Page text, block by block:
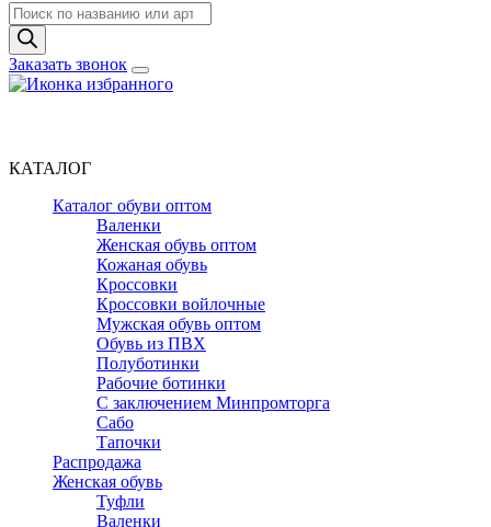
Поиск
товаров
Заказать звонок
КАТАЛОГ
Каталог обуви оптом
Валенки
Женская обувь оптом
Кожаная обувь
Кроссовки
Кроссовки войлочные
Мужская обувь оптом
Обувь из ПВХ
Полуботинки
Рабочие ботинки
С заключением Минпромторга
Сабо
Тапочки
Распродажа
Женская обувь
Туфли
Валенки